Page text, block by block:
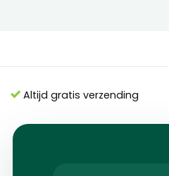
Altijd gratis verzending